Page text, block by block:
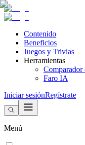
Contenido
Beneficios
Juegos y Trivias
Herramientas
Comparador
Faro IA
Iniciar sesiónRegístrate
Menú